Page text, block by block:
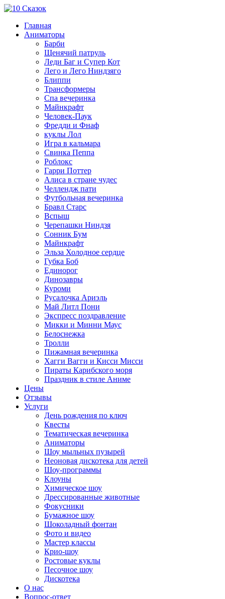
Главная
Аниматоры
Барби
Щенячий патруль
Леди Баг и Супер Кот
Лего и Лего Ниндзяго
Блиппи
Трансформеры
Спа вечеринка
Майнкрафт
Человек-Паук
Фредди и Фнаф
куклы Лол
Игра в кальмара
Свинка Пеппа
Роблокс
Гарри Поттер
Алиса в стране чудес
Челлендж пати
Футбольная вечеринка
Бравл Старс
Вспыш
Черепашки Ниндзя
Сонник Бум
Майнкрафт
Эльза Холодное сердце
Губка Боб
Единорог
Динозавры
Куроми
Русалочка Ариэль
Май Литл Пони
Экспресс поздравление
Микки и Минни Маус
Белоснежка
Тролли
Пижамная вечеринка
Хагги Вагги и Кисси Мисси
Пираты Карибского моря
Праздник в стиле Аниме
Цены
Отзывы
Услуги
День рождения по ключ
Квесты
Тематическая вечеринка
Аниматоры
Шоу мыльных пузырей
Неоновая дискотека для детей
Шоу-программы
Клоуны
Химическое шоу
Дрессированные животные
Фокусники
Бумажное шоу
Шоколадный фонтан
Фото и видео
Мастер классы
Крио-шоу
Ростовые куклы
Песочное шоу
Дискотека
О нас
Вопрос-ответ